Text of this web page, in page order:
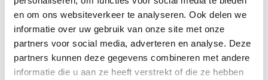
en om ons websiteverkeer te analyseren. Ook delen we
informatie over uw gebruik van onze site met onze
partners voor social media, adverteren en analyse. Deze
partners kunnen deze gegevens combineren met andere
informatie die u aan ze heeft verstrekt of die ze hebben